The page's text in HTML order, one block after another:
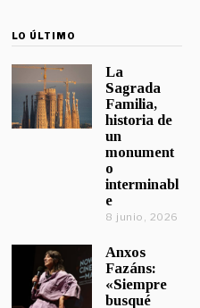
LO ÚLTIMO
La
Sagrada
Familia,
historia de
un
monument
o
interminabl
e
8 junio, 2026
Anxos
Fazáns:
«Siempre
busqué